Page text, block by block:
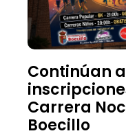
Continúan
Carrera
Boecillo